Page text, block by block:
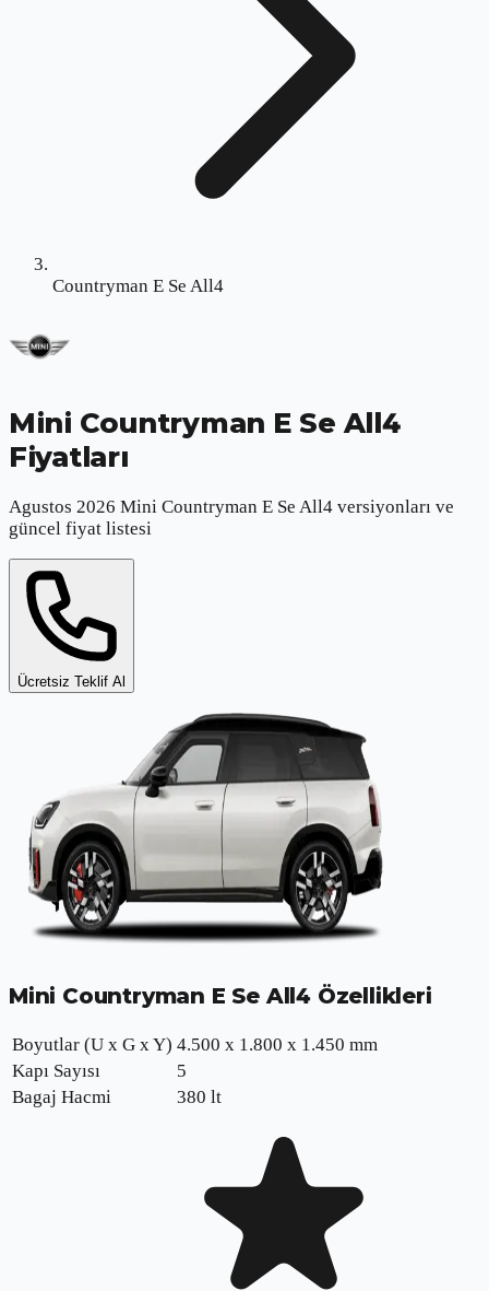
Countryman E Se All4
Mini Countryman E Se All4
Fiyatları
Agustos 2026 Mini Countryman E Se All4 versiyonları ve
güncel fiyat listesi
Ücretsiz Teklif Al
Mini Countryman E Se All4 Özellikleri
Boyutlar (U x G x Y) 4.500 x 1.800 x 1.450 mm
Kapı Sayısı
5
Bagaj Hacmi
380 lt